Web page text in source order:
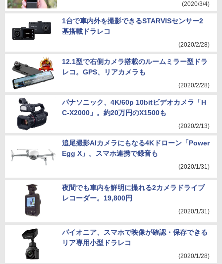
(2020/3/4)
1台で車内外を撮影できるSTARVISセンサー2
基搭載ドラレコ
(2020/2/28)
12.1型で右側カメラ搭載のルームミラー型ドラ
レコ。GPS、リアカメラも
(2020/2/28)
パナソニック、4K/60p 10bitビデオカメラ「H
C-X2000」。約20万円のX1500も
(2020/2/13)
追尾撮影AIカメラにもなる4Kドローン「Power
Egg X」。スマホ連携で録音も
(2020/1/31)
夜間でも車内を鮮明に撮れる2カメラドライブ
レコーダー。19,800円
(2020/1/31)
パイオニア、スマホで映像が確認・保存できる
リア専用小型ドラレコ
(2020/1/28)